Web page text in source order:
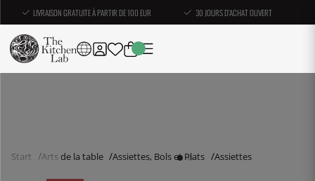
LIVRAISON GRATUITE À PARTIR DE 100 EUR 30 JOURS D'ACHAT OUVERT
Start Arts de la table Assiettes, Bols et Plats Assiettes